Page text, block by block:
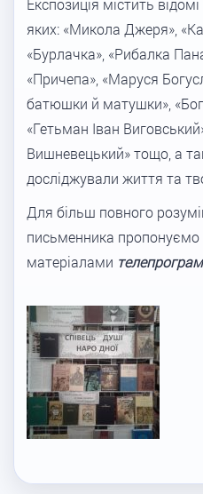
Експозиція містить
яких: «Микола Джеря»,
«Бурлачка», «Рибалка
«Причепа», «Маруся
батюшки й матушки»,
«Гетьман Іван
Вишневецький» тощо, а
досліджували життя та
Для більш повного
письменника
матеріалами